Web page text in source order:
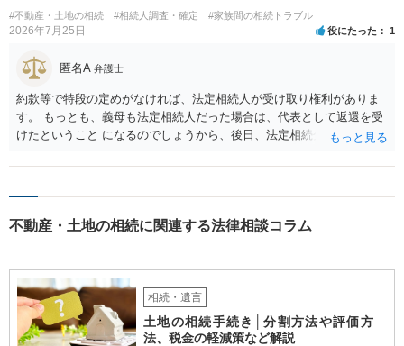
#不動産・土地の相続 #相続人調査・確定 #家族間の相続トラブル
2026年7月25日 役にたった 1
匿名A 弁護士
約款等で特段の定めがなければ、法定相続人が受け取り権利がありま
す。 もっとも、義母も法定相続人だった場合は、代表として返還を受
けたということ になるのでしょうから、後日、法定相続分に基づいて
不動産・土地の相続に関連する法律相談コラム
相続・遺言
土地の相続手続き│分割方法や評価方
法、税金の軽減策など解説